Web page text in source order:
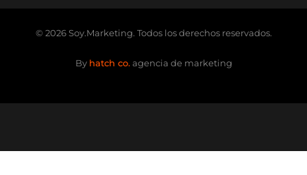
© 2026 Soy.Marketing. Todos los derechos reservados.
By hatch co.agencia de marketing